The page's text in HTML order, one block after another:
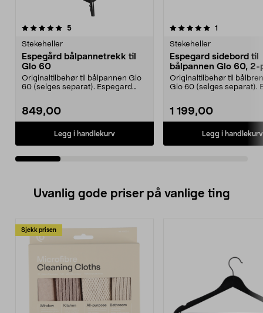
5anmeldelser
Stekeheller
Espegård bålpannetrekk til
Glo 60
Originaltilbehør til bålpannen Glo
60 (selges separat). Espegard
849,00
Legg i handlekurv
5.0av 5 stjerner 1
Stekeheller
Espegard sidebord til
bålpannen Glo 60, 2-
Originaltilbehør til
Glo 60 (selges separat).
1 199,00
Legg i handlekurv
5.0av 5 stjerner
Uvanlig gode priser på vanlige ting
Sjekk prisen